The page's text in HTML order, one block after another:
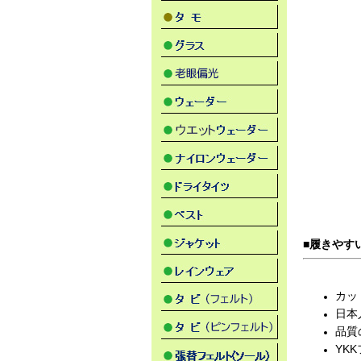
■履きやす
カッ
日
品質
YKK